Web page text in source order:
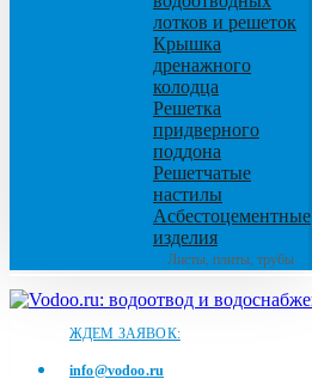
лотков и решеток
Крышка
дренажного
колодца
Решетка
придверного
поддона
Решетчатые
настилы
Асбестоцементные
изделия
Листы, плиты, трубы
ЖДЕМ ЗАЯВОК:
info@vodoo.ru